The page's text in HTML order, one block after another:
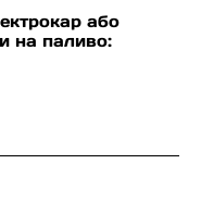
або
на паливо: